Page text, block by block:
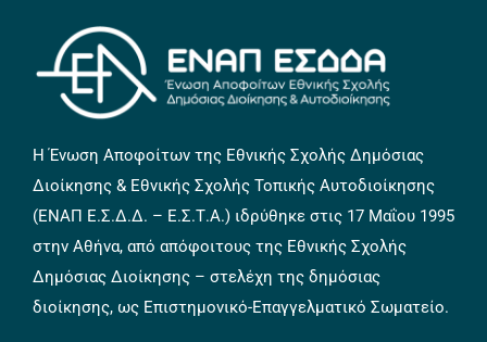
Η Ένωση Αποφοίτων της Εθνικής Σχολής Δημόσιας
Διοίκησης & Εθνικής Σχολής Τοπικής Αυτοδιοίκησης
(ΕΝΑΠ Ε.Σ.Δ.Δ. – Ε.Σ.Τ.Α.) ιδρύθηκε στις 17 Μαΐου 1995
στην Αθήνα, από απόφοιτους της Εθνικής Σχολής
Δημόσιας Διοίκησης – στελέχη της δημόσιας